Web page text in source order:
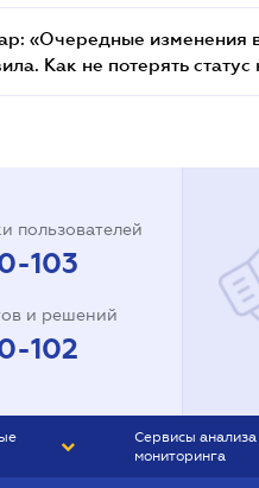
«Очередные изменения
Как не потерять
пользователей
103
и решений
102
Сервисы анализа
мониторинга